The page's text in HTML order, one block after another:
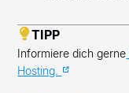
TIPP
Informiere dich gerne
Hosting.